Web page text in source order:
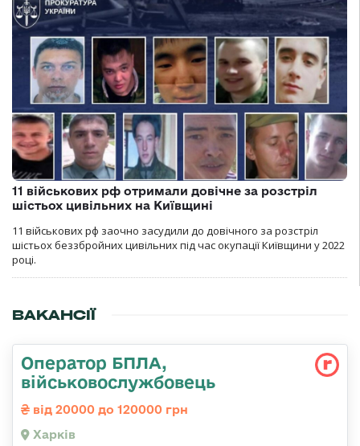
11 військових рф отримали довічне за розстріл
шістьох цивільних на Київщині
11 військових рф заочно засудили до довічного за розстріл
шістьох беззбройних цивільних під час окупації Київщини у 2022
році.
ВАКАНСІЇ
Оператор БПЛА,
військовослужбовець
від 20000 до 120000 грн
Харків